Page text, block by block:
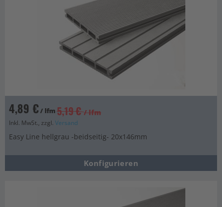
4,89 €/ lfm 5,19 € / lfm
Inkl. MwSt., zzgl. Versand
Easy Line hellgrau -beidseitig- 20x146mm
Konfigurieren